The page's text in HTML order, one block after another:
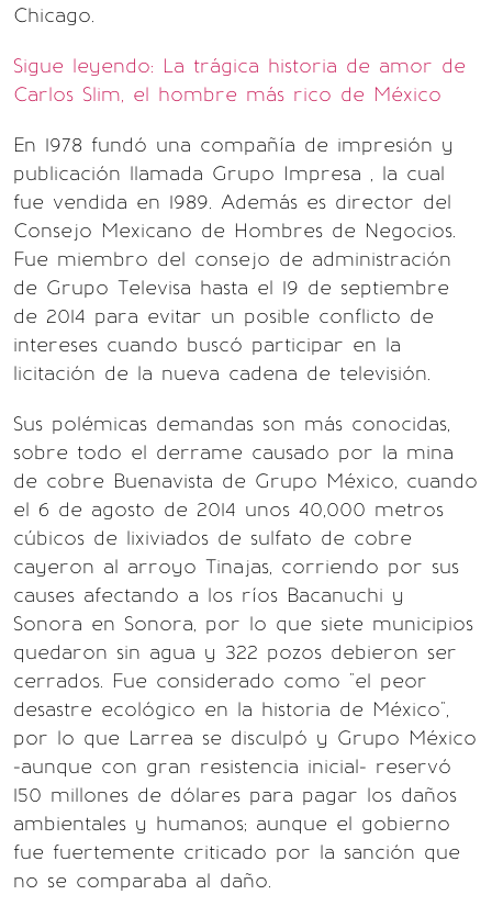
Chicago.
Sigue leyendo: La trágica historia de amor de
Carlos Slim, el hombre más rico de México
En 1978 fundó una compañía de impresión y
publicación llamada Grupo Impresa , la cual
fue vendida en 1989. Además es director del
Consejo Mexicano de Hombres de Negocios.
Fue miembro del consejo de administración
de Grupo Televisa hasta el 19 de septiembre
de 2014 para evitar un posible conflicto de
intereses cuando buscó participar en la
licitación de la nueva cadena de televisión.
Sus polémicas demandas son más conocidas,
sobre todo el derrame causado por la mina
de cobre Buenavista de Grupo México, cuando
el 6 de agosto de 2014 unos 40,000 metros
cúbicos de lixiviados de sulfato de cobre
cayeron al arroyo Tinajas, corriendo por sus
causes afectando a los ríos Bacanuchi y
Sonora en Sonora, por lo que siete municipios
quedaron sin agua y 322 pozos debieron ser
cerrados. Fue considerado como "el peor
desastre ecológico en la historia de México",
por lo que Larrea se disculpó y Grupo México
-aunque con gran resistencia inicial- reservó
150 millones de dólares para pagar los daños
ambientales y humanos; aunque el gobierno
fue fuertemente criticado por la sanción que
no se comparaba al daño.